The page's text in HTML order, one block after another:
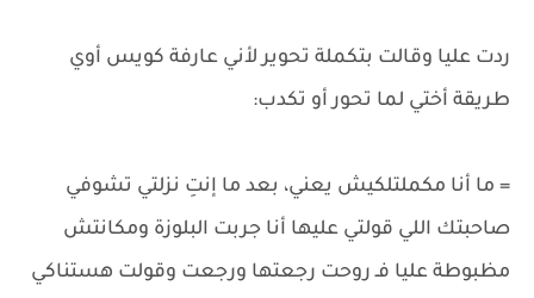
ردت عليا وقالت بتكملة تحوير لأني عارفة كويس أوي
طريقة أختي لما تحور أو تكدب:
= ما أنا مكملتلكيش يعني، بعد ما إنتِ نزلتي تشوفي
صاحبتك اللي قولتي عليها أنا جربت البلوزة ومكانتش
مظبوطة عليا فـ روحت رجعتها ورجعت وقولت هستناكي